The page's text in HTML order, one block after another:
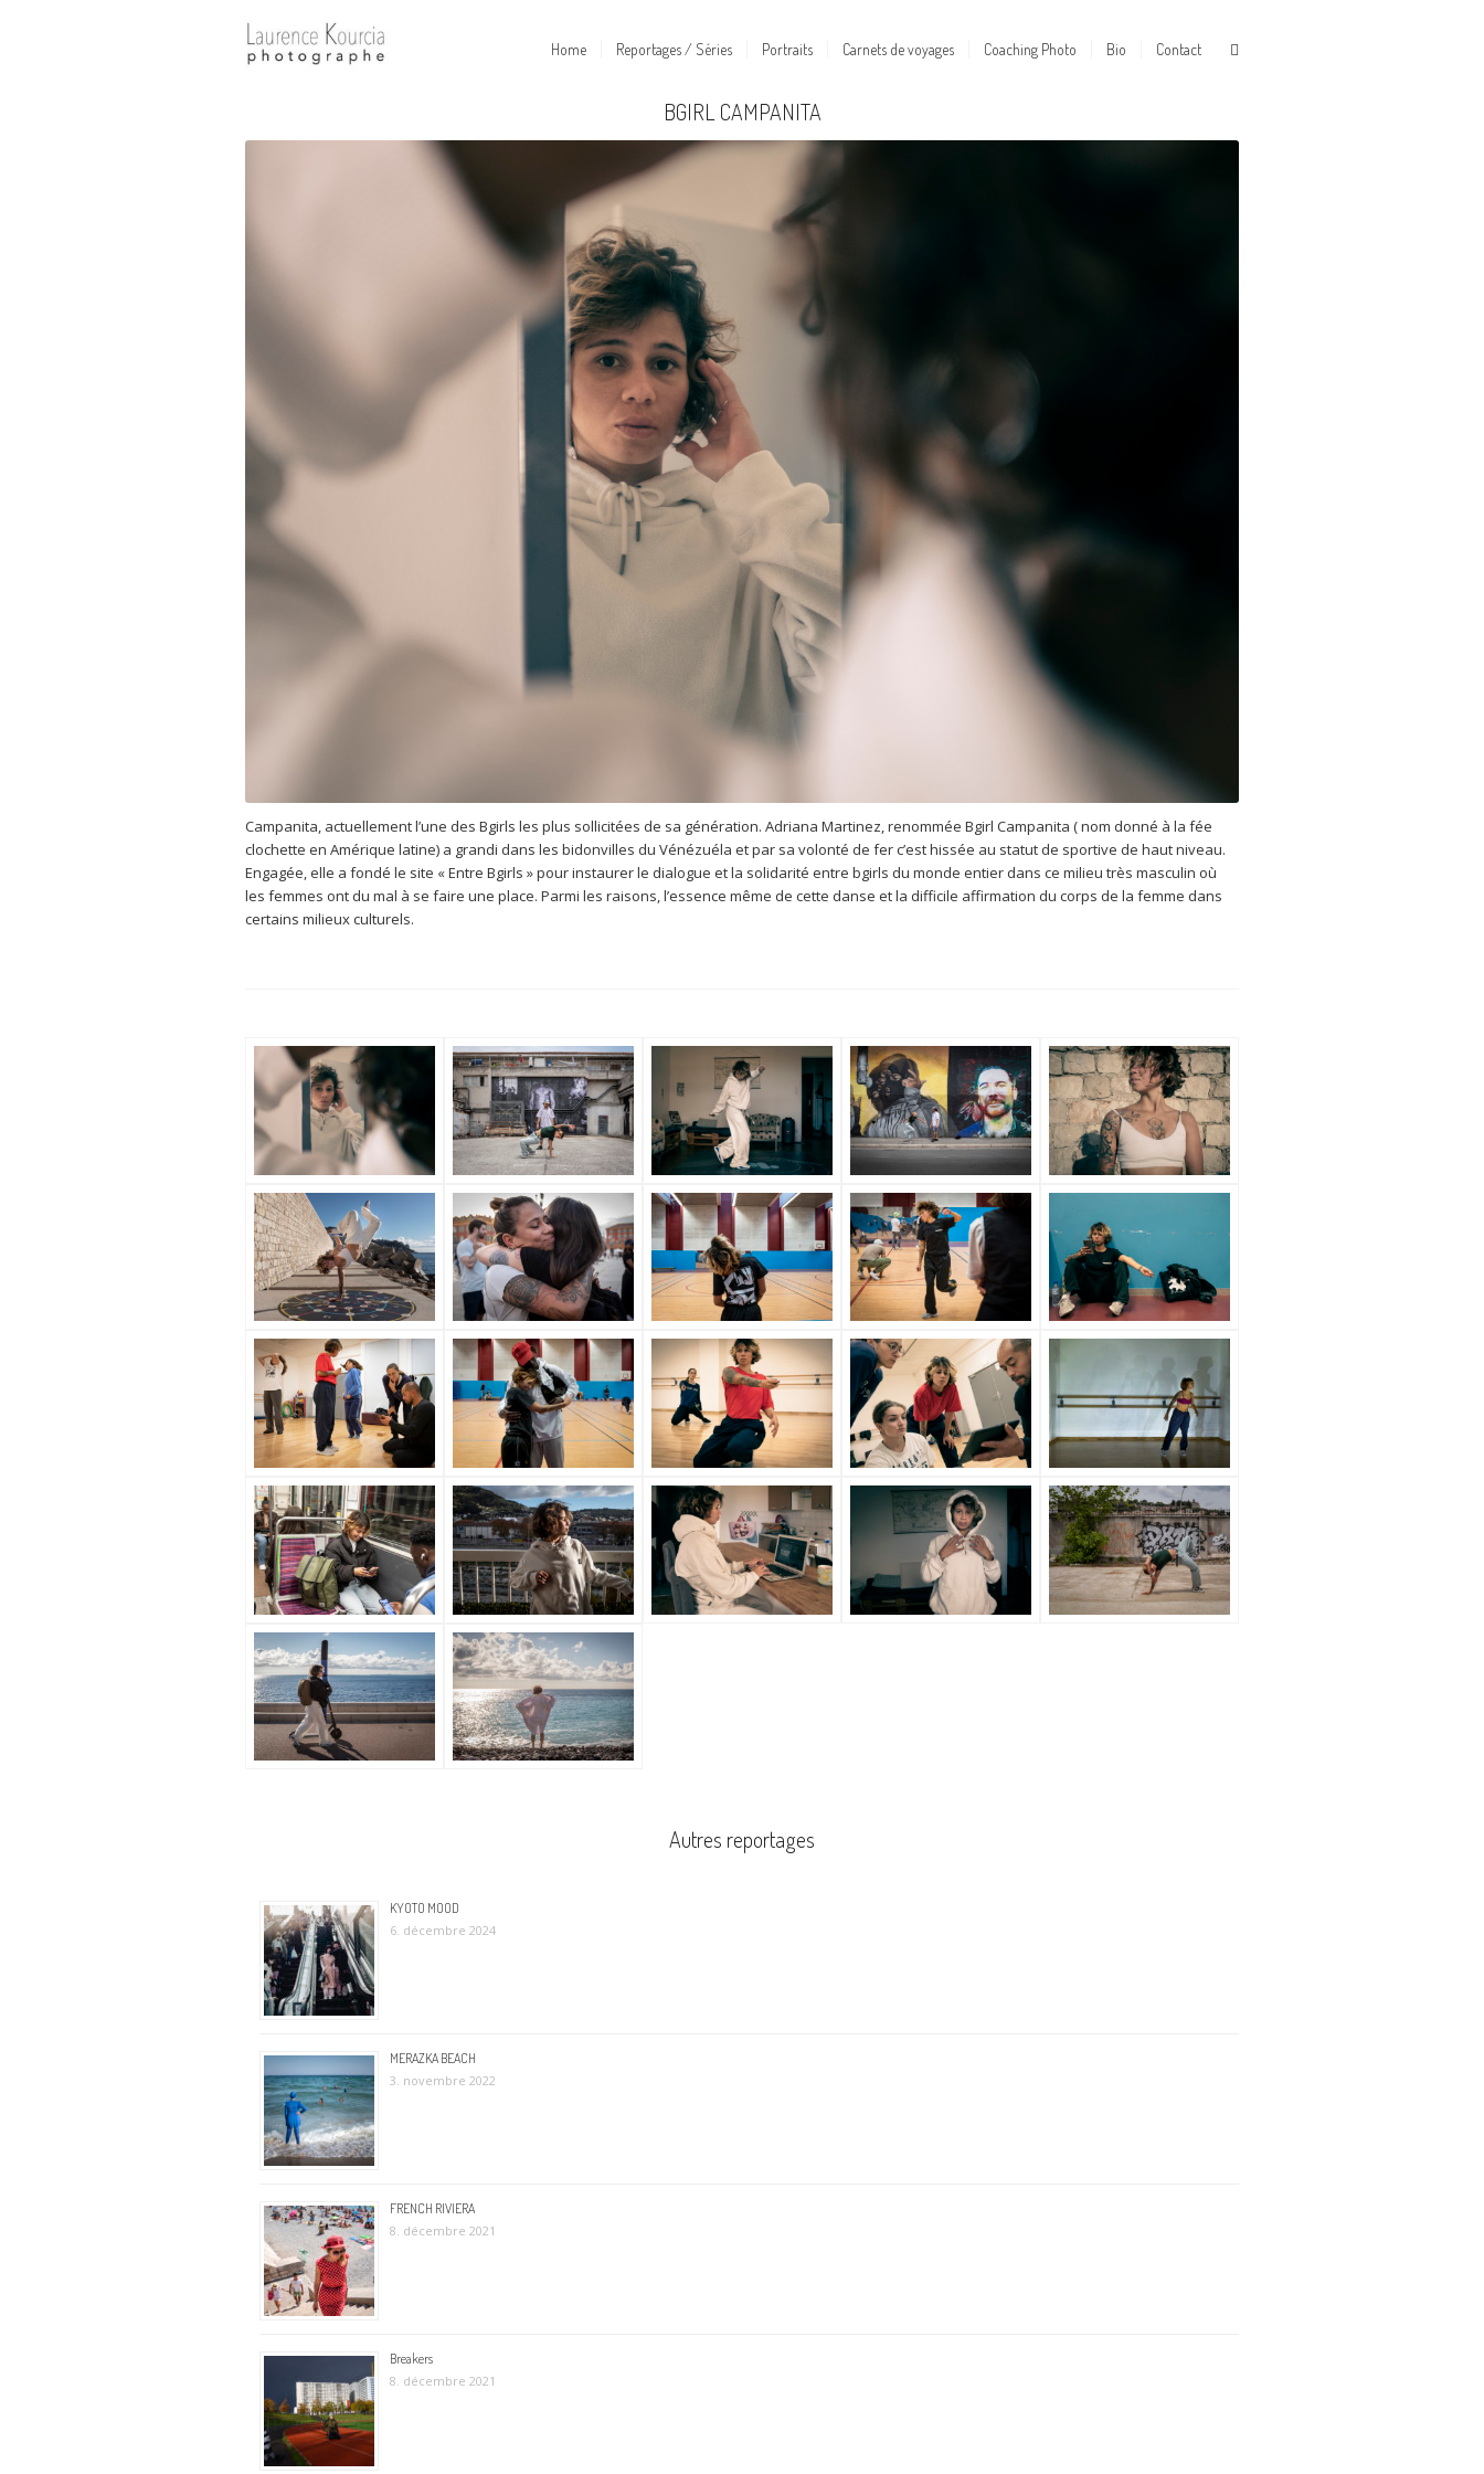
Home Reportages / Séries Portraits Carnets de voyages Coaching Photo Bio Contact
BGIRL CAMPANITA
Campanita, actuellement l’une des Bgirls les plus sollicitées de sa génération. Adriana Martinez, renommée Bgirl Campanita ( nom donné à la fée
clochette en Amérique latine) a grandi dans les bidonvilles du Vénézuéla et par sa volonté de fer c’est hissée au statut de sportive de haut niveau.
Engagée, elle a fondé le site « Entre Bgirls » pour instaurer le dialogue et la solidarité entre bgirls du monde entier dans ce milieu très masculin où
les femmes ont du mal à se faire une place. Parmi les raisons, l’essence même de cette danse et la difficile affirmation du corps de la femme dans
certains milieux culturels.
Autres reportages
KYOTO MOOD
6. décembre 2024
MERAZKA BEACH
3. novembre 2022
FRENCH RIVIERA
8. décembre 2021
Breakers
8. décembre 2021